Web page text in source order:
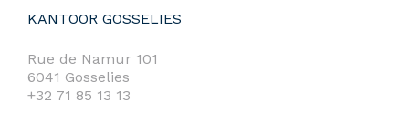
KANTOOR GOSSELIES
Rue de Namur 101
6041 Gosselies
+32 71 85 13 13